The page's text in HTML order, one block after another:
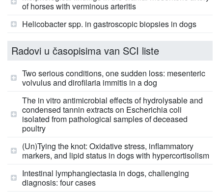
of horses with verminous arteritis
Helicobacter spp. in gastroscopic biopsies in dogs
Radovi u časopisima van SCI liste
Two serious conditions, one sudden loss: mesenteric
volvulus and dirofilaria immitis in a dog
The in vitro antimicrobial effects of hydrolysable and
condensed tannin extracts on Escherichia coli
isolated from pathological samples of deceased
poultry
(Un)Tying the knot: Oxidative stress, inflammatory
markers, and lipid status in dogs with hypercortisolism
Intestinal lymphangiectasia in dogs, challenging
diagnosis: four cases